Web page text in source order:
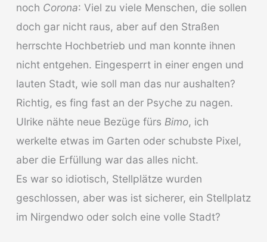
noch Corona: Viel zu viele Menschen, die sollen
doch gar nicht raus, aber auf den Straßen
herrschte Hochbetrieb und man konnte ihnen
nicht entgehen. Eingesperrt in einer engen und
lauten Stadt, wie soll man das nur aushalten?
Richtig, es fing fast an der Psyche zu nagen.
Ulrike nähte neue Bezüge fürs Bimo, ich
werkelte etwas im Garten oder schubste Pixel,
aber die Erfüllung war das alles nicht.
Es war so idiotisch, Stellplätze wurden
geschlossen, aber was ist sicherer, ein Stellplatz
im Nirgendwo oder solch eine volle Stadt?